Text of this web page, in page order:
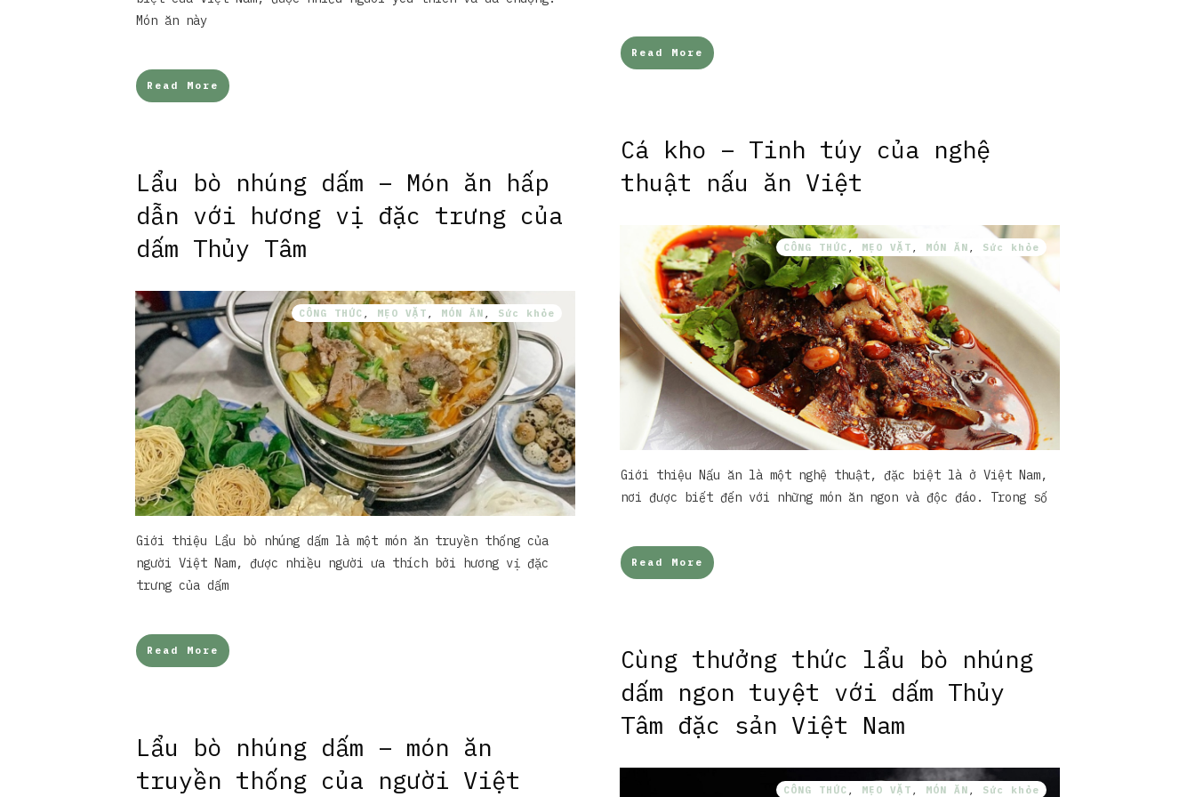
Read More
Món ăn này
Read More
Cá kho – Tinh túy của nghệ
thuật nấu ăn Việt
CÔNG THỨC , MẸO VẶT , MÓN ĂN , Sức khỏe
Giới thiệu Nấu ăn là một nghệ thuật, đặc biệt là ở Việt Nam,
nơi được biết đến với những món ăn ngon và độc đáo. Trong số
Read More
Lẩu bò nhúng dấm – Món ăn hấp
dẫn với hương vị đặc trưng của
dấm Thủy Tâm
CÔNG THỨC , MẸO VẶT , MÓN ĂN , Sức khỏe
Giới thiệu Lẩu bò nhúng dấm là một món ăn truyền thống của
người Việt Nam, được nhiều người ưa thích bởi hương vị đặc
trưng của dấm
Read More
Cùng thưởng thức lẩu bò nhúng
dấm ngon tuyệt với dấm Thủy
Tâm đặc sản Việt Nam
CÔNG THỨC , MẸO VẶT , MÓN ĂN , Sức khỏe
Lẩu bò nhúng dấm – món ăn
truyền thống của người Việt